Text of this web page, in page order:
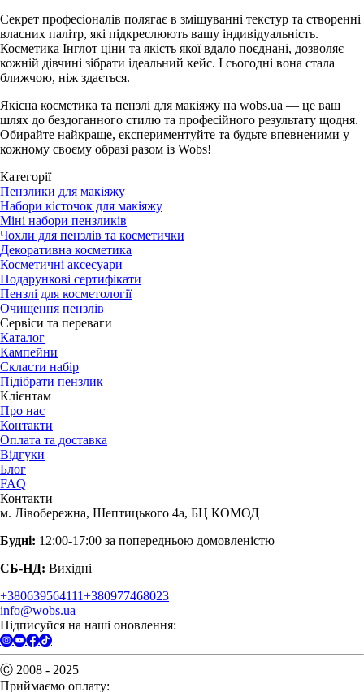
Секрет професіоналів полягає в змішуванні текстур та створенні
власних палітр, які підкреслюють вашу індивідуальність.
Косметика Інглот ціни та якість якої вдало поєднані, дозволяє
кожній дівчині зібрати ідеальний кейс. І сьогодні вона стала
ближчою, ніж здається.
Якісна косметика та пензлі для макіяжу на wobs.ua — це ваш
шлях до бездоганного стилю та професійного результату щодня.
Обирайте найкраще, експериментуйте та будьте впевненими у
кожному своєму образі разом із Wobs!
Категорії
Пензлики для макіяжу
Набори кісточок для макіяжу
Міні набори пензликів
Чохли для пензлів та косметички
Декоративна косметика
Косметичні аксесуари
Подарункові сертифікати
Пензлі для косметології
Очищення пензлів
Сервіси та переваги
Каталог
Кампейни
Скласти набір
Підібрати пензлик
Клієнтам
Про нас
Контакти
Оплата та доставка
Відгуки
Блог
FAQ
Контакти
м. Лівобережна, Шептицького 4а, БЦ КОМОД
Будні: 12:00-17:00 за попередньою домовленістю
СБ-НД: Вихідні
+380639564111+380977468023
info@wobs.ua
Підписуйся на наші оновлення:
Ⓒ 2008 - 2025
Приймаємо оплату: